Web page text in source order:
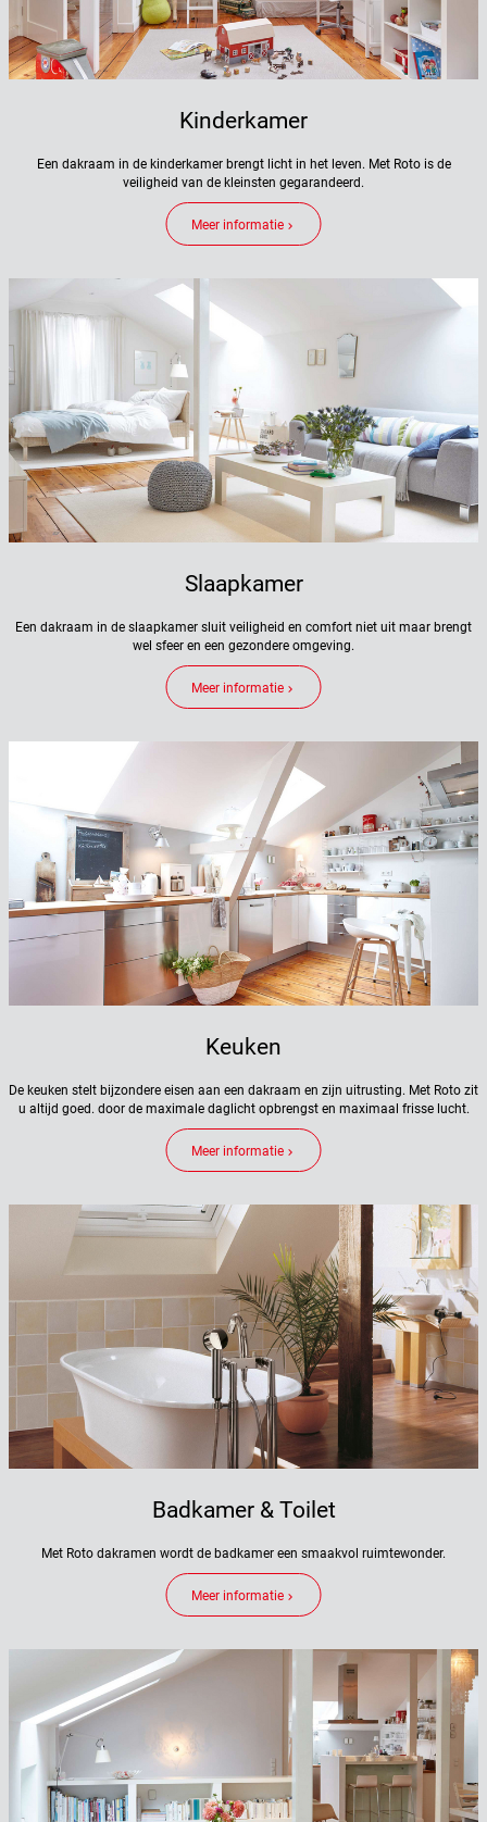
Kinderkamer
Een dakraam in de kinderkamer brengt licht in het leven. Met Roto is de
veiligheid van de kleinsten gegarandeerd.
Meer informatiekeyboard_arrow_right
Slaapkamer
Een dakraam in de slaapkamer sluit veiligheid en comfort niet uit maar brengt
wel sfeer en een gezondere omgeving.
Meer informatiekeyboard_arrow_right
Keuken
De keuken stelt bijzondere eisen aan een dakraam en zijn uitrusting. Met Roto zit
u altijd goed. door de maximale daglicht opbrengst en maximaal frisse lucht.
Meer informatiekeyboard_arrow_right
Badkamer & Toilet
Met Roto dakramen wordt de badkamer een smaakvol ruimtewonder.
Meer informatiekeyboard_arrow_right